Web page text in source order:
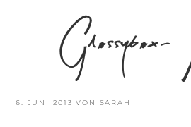
VERÖFFENTLICHT
6. JUNI 2013 VON SARAH